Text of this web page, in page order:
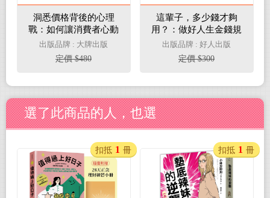
洞悉價格背後的心理
戰：如何讓消費者心動
買單？掌握訂價、決策
及談判的57項技術
出版品牌 : 大牌出版
定價 $480
這輩子，多少錢才夠
用？：做好人生金錢規
畫，薪資凍漲、經濟再
悶，也難不倒做好準備
的人
出版品牌 : 好人出版
定價 $300
選了此商品的人，也選
扣抵 1 冊 扣抵 1 冊